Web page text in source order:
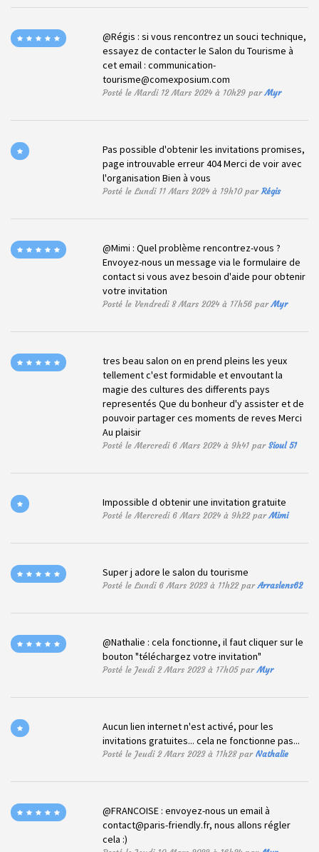
@Régis : si vous rencontrez un souci technique,
essayez de contacter le Salon du Tourisme à
cet email :communication-
tourisme@comexposium.com
Posté le Mardi 12 Mars 2024 à 10h29 parMyr
Pas possible d'obtenir les invitations promises,
page introuvable erreur 404 Merci de voir avec
l'organisation Bien à vous
Posté le Lundi 11 Mars 2024 à 19h10 parRégis
@Mimi : Quel problème rencontrez-vous ?
Envoyez-nous un message via le formulaire de
contact si vous avez besoin d'aide pour obtenir
votre invitation
Posté le Vendredi 8 Mars 2024 à 17h56 parMyr
tres beau salon on en prend pleins les yeux
tellement c'est formidable et envoutant la
magie des cultures des differents pays
representés Que du bonheur d'y assister et de
pouvoir partager ces moments de reves Merci
Au plaisir
Posté le Mercredi 6 Mars 2024 à 9h41 parSioul 51
Impossible d obtenir une invitation gratuite
Posté le Mercredi 6 Mars 2024 à 9h22 parMimi
Super j adore le salon du tourisme
Posté le Lundi 6 Mars 2023 à 11h22 parArraslens62
@Nathalie : cela fonctionne, il faut cliquer sur le
bouton "téléchargez votre invitation"
Posté le Jeudi 2 Mars 2023 à 17h05 parMyr
Aucun lien internet n'est activé, pour les
invitations gratuites... cela ne fonctionne pas...
Posté le Jeudi 2 Mars 2023 à 11h28 parNathalie
@FRANCOISE : envoyez-nous un email à
contact@paris-friendly.fr, nous allons régler
cela :)